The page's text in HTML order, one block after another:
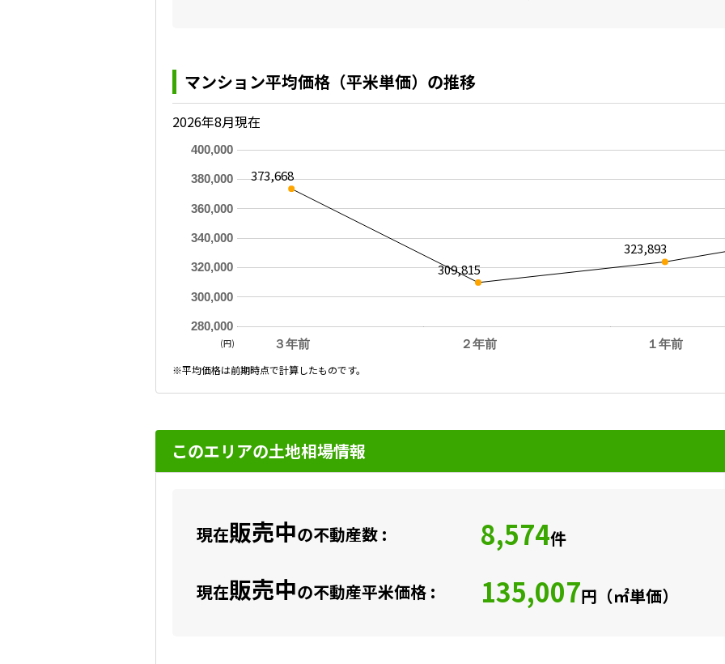
マンション平均価格（平米単価）の推移
2026年8月現在
３年前 ２年前 １年前
280,000
300,000
320,000
340,000
360,000
380,000
400,000
373,668
309,815
323,893
(円)
※平均価格は前期時点で計算したものです。
このエリアの土地相場情報
現在販売中の不動産数 : 8,574件
現在販売中の不動産平米価格 : 135,007円（㎡単価）